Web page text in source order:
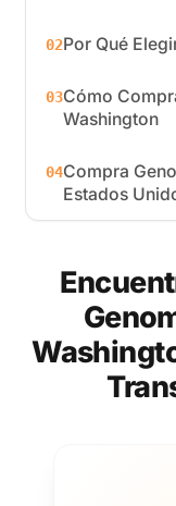
02Por Qué
03Cómo
Washington
04Compra
Estados